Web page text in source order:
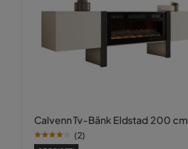
Calvenn Tv-Bänk Eldstad 200 cm
(2)